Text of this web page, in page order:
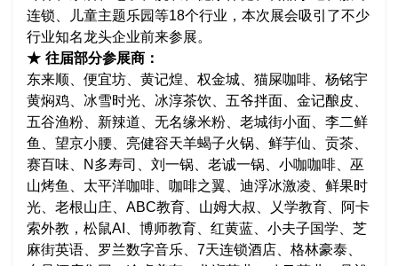
连锁、儿童主题乐园等18个行业，本次展会吸引了不少
行业知名龙头企业前来参展。
★ 往届部分参展商：
东来顺、便宜坊、黄记煌、权金城、猫屎咖啡、杨铭宇
黄焖鸡、冰雪时光、冰淳茶饮、五爷拌面、金记酿皮、
五谷渔粉、新辣道、无名缘米粉、老城街小面、李二鲜
鱼、望京小腰、亮健容天羊蝎子火锅、鲜芋仙、贡茶、
赛百味、N多寿司、刘一锅、老诚一锅、小咖咖啡、巫
山烤鱼、太平洋咖啡、咖啡之翼、迪浮冰激凌、鲜果时
光、老根山庄、ABC教育、山姆大叔、乂学教育、阿卡
索外教，松鼠AI、博师教育、红黄蓝、小夫子国学、芝
麻街英语、罗兰数字音乐、7天连锁酒店、格林豪泰、